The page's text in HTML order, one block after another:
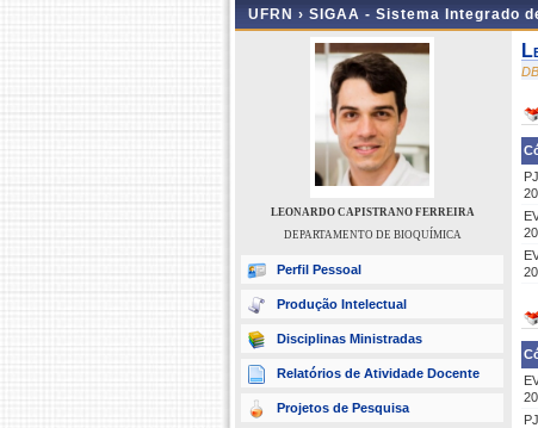
UFRN › SIGAA - Sistema Integrado
LEONARDO CAPISTRANO FERREIRA
DEPARTAMENTO DE BIOQUÍMICA
Perfil Pessoal
Produção Intelectual
Disciplinas Ministradas
Relatórios de Atividade Docente
Projetos de Pesquisa